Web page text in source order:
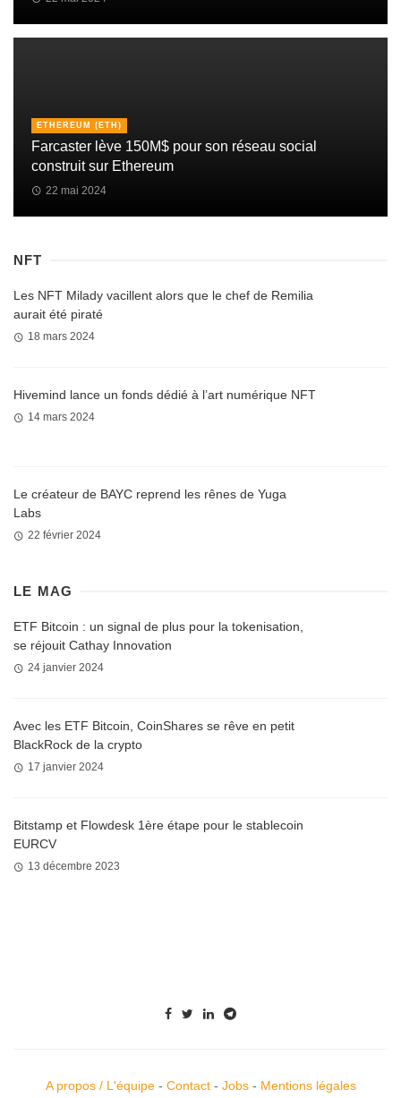
ETHEREUM (ETH)
Farcaster lève 150M$ pour son réseau social
construit sur Ethereum
22 mai 2024
NFT
Les NFT Milady vacillent alors que le chef de Remilia
aurait été piraté
18 mars 2024
Hivemind lance un fonds dédié à l’art numérique NFT
14 mars 2024
Le créateur de BAYC reprend les rênes de Yuga
Labs
22 février 2024
LE MAG
ETF Bitcoin : un signal de plus pour la tokenisation,
se réjouit Cathay Innovation
24 janvier 2024
Avec les ETF Bitcoin, CoinShares se rêve en petit
BlackRock de la crypto
17 janvier 2024
Bitstamp et Flowdesk 1ère étape pour le stablecoin
EURCV
13 décembre 2023
A propos / L'équipe- Contact- Jobs- Mentions légales